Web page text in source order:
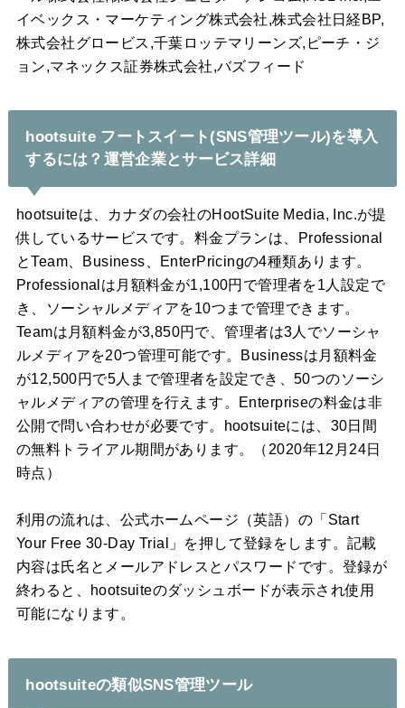
イベックス・マーケティング株式会社,株式会社日経BP,
株式会社グロービス,千葉ロッテマリーンズ,ピーチ・ジ
ョン,マネックス証券株式会社,バズフィード
hootsuite フートスイート(SNS管理ツール)を導入
するには？運営企業とサービス詳細
hootsuiteは、カナダの会社のHootSuite Media, Inc.が提
供しているサービスです。料金プランは、Professional
とTeam、Business、EnterPricingの4種類あります。
Professionalは月額料金が1,100円で管理者を1人設定で
き、ソーシャルメディアを10つまで管理できます。
Teamは月額料金が3,850円で、管理者は3人でソーシャ
ルメディアを20つ管理可能です。Businessは月額料金
が12,500円で5人まで管理者を設定でき、50つのソーシ
ャルメディアの管理を行えます。Enterpriseの料金は非
公開で問い合わせが必要です。hootsuiteには、30日間
の無料トライアル期間があります。（2020年12月24日
時点）
利用の流れは、公式ホームページ（英語）の「Start
Your Free 30-Day Trial」を押して登録をします。記載
内容は氏名とメールアドレスとパスワードです。登録が
終わると、hootsuiteのダッシュボードが表示され使用
可能になります。
hootsuiteの類似SNS管理ツール